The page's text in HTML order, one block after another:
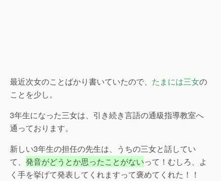
最近次女のことばかり書いていたので、 たまには三女の
ことを少し。
3年生になった三女は、引き続き言語の通級指導教室へ
通っております。
新しい3年生の担任の先生は、うちの三女と話してい
て、 発音がどうとか思ったことがないって！むしろ、よ
く手を挙げて発表してくれますって褒めてくれた！！